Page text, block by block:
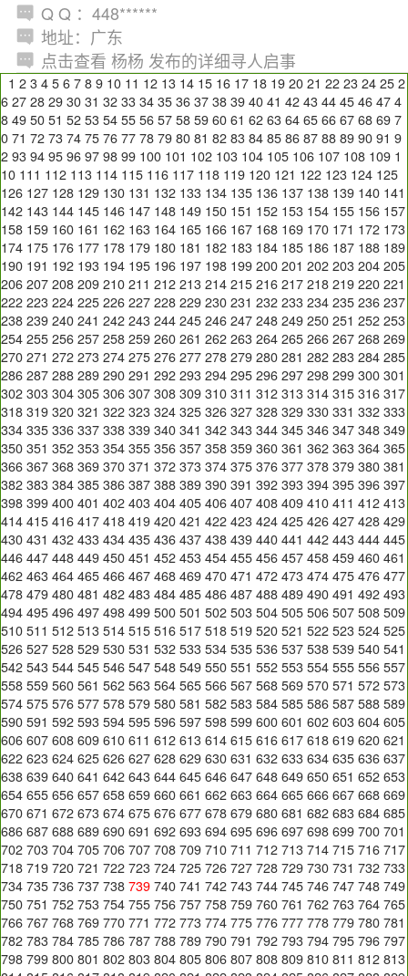
Q Q ：448******
地址：广东
点击查看 杨杨 发布的详细寻人启事
1 2 3 4 5 6 7 8 9 10 11 12 13 14 15 16 17 18 19 20 21 22 23 24 25 2
6 27 28 29 30 31 32 33 34 35 36 37 38 39 40 41 42 43 44 45 46 47 4
8 49 50 51 52 53 54 55 56 57 58 59 60 61 62 63 64 65 66 67 68 69 7
0 71 72 73 74 75 76 77 78 79 80 81 82 83 84 85 86 87 88 89 90 91 9
2 93 94 95 96 97 98 99 100 101 102 103 104 105 106 107 108 109 1
10 111 112 113 114 115 116 117 118 119 120 121 122 123 124 125
126 127 128 129 130 131 132 133 134 135 136 137 138 139 140 141
142 143 144 145 146 147 148 149 150 151 152 153 154 155 156 157
158 159 160 161 162 163 164 165 166 167 168 169 170 171 172 173
174 175 176 177 178 179 180 181 182 183 184 185 186 187 188 189
190 191 192 193 194 195 196 197 198 199 200 201 202 203 204 205
206 207 208 209 210 211 212 213 214 215 216 217 218 219 220 221
222 223 224 225 226 227 228 229 230 231 232 233 234 235 236 237
238 239 240 241 242 243 244 245 246 247 248 249 250 251 252 253
254 255 256 257 258 259 260 261 262 263 264 265 266 267 268 269
270 271 272 273 274 275 276 277 278 279 280 281 282 283 284 285
286 287 288 289 290 291 292 293 294 295 296 297 298 299 300 301
302 303 304 305 306 307 308 309 310 311 312 313 314 315 316 317
318 319 320 321 322 323 324 325 326 327 328 329 330 331 332 333
334 335 336 337 338 339 340 341 342 343 344 345 346 347 348 349
350 351 352 353 354 355 356 357 358 359 360 361 362 363 364 365
366 367 368 369 370 371 372 373 374 375 376 377 378 379 380 381
382 383 384 385 386 387 388 389 390 391 392 393 394 395 396 397
398 399 400 401 402 403 404 405 406 407 408 409 410 411 412 413
414 415 416 417 418 419 420 421 422 423 424 425 426 427 428 429
430 431 432 433 434 435 436 437 438 439 440 441 442 443 444 445
446 447 448 449 450 451 452 453 454 455 456 457 458 459 460 461
462 463 464 465 466 467 468 469 470 471 472 473 474 475 476 477
478 479 480 481 482 483 484 485 486 487 488 489 490 491 492 493
494 495 496 497 498 499 500 501 502 503 504 505 506 507 508 509
510 511 512 513 514 515 516 517 518 519 520 521 522 523 524 525
526 527 528 529 530 531 532 533 534 535 536 537 538 539 540 541
542 543 544 545 546 547 548 549 550 551 552 553 554 555 556 557
558 559 560 561 562 563 564 565 566 567 568 569 570 571 572 573
574 575 576 577 578 579 580 581 582 583 584 585 586 587 588 589
590 591 592 593 594 595 596 597 598 599 600 601 602 603 604 605
606 607 608 609 610 611 612 613 614 615 616 617 618 619 620 621
622 623 624 625 626 627 628 629 630 631 632 633 634 635 636 637
638 639 640 641 642 643 644 645 646 647 648 649 650 651 652 653
654 655 656 657 658 659 660 661 662 663 664 665 666 667 668 669
670 671 672 673 674 675 676 677 678 679 680 681 682 683 684 685
686 687 688 689 690 691 692 693 694 695 696 697 698 699 700 701
702 703 704 705 706 707 708 709 710 711 712 713 714 715 716 717
718 719 720 721 722 723 724 725 726 727 728 729 730 731 732 733
734 735 736 737 738 739 740 741 742 743 744 745 746 747 748 749
750 751 752 753 754 755 756 757 758 759 760 761 762 763 764 765
766 767 768 769 770 771 772 773 774 775 776 777 778 779 780 781
782 783 784 785 786 787 788 789 790 791 792 793 794 795 796 797
798 799 800 801 802 803 804 805 806 807 808 809 810 811 812 813